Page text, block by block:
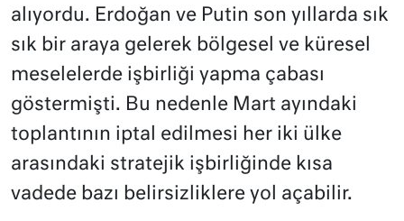
alıyordu. Erdoğan ve Putin son yıllarda sık
sık bir araya gelerek bölgesel ve küresel
meselelerde işbirliği yapma çabası
göstermişti. Bu nedenle Mart ayındaki
toplantının iptal edilmesi her iki ülke
arasındaki stratejik işbirliğinde kısa
vadede bazı belirsizliklere yol açabilir.